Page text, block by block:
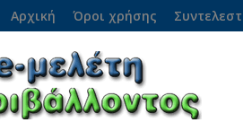
Αρχική Όροι χρήσης